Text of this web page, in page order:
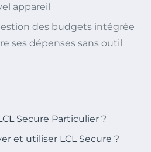
appareil
des budgets intégrée
ses dépenses sans outil
Secure Particulier ?
et utiliser LCL Secure ?